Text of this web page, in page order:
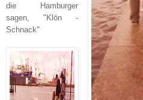
die Hamburger
sagen, "Klön -
Schnack"